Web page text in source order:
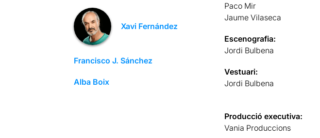
Xavi Fernández
Francisco J. Sánchez
Alba Boix
Paco Mir
Jaume Vilaseca
Escenografia:
Jordi Bulbena
Vestuari:
Jordi Bulbena
Producció executiva:
Vania Produccions